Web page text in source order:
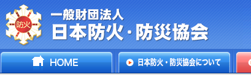
一般財団法人日本防火・防